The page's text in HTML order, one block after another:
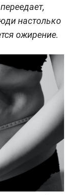
настолько
ожирение.